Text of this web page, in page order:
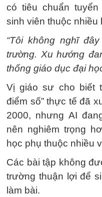
có tiêu chuẩn
sinh viên thuộc nhiều
“Tôi không nghĩ
trường. Xu hướng
thống giáo dục đại
Vị giáo sư cho biết
điểm số” thực tế đã
2000, nhưng AI
nên nghiêm trọng
học phụ thuộc nhiều
Các bài tập không
trường thuận lợi để
làm bài.